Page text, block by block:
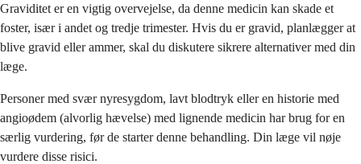
Graviditet er en vigtig overvejelse, da denne medicin kan skade et
foster, især i andet og tredje trimester. Hvis du er gravid, planlægger at
blive gravid eller ammer, skal du diskutere sikrere alternativer med din
læge.
Personer med svær nyresygdom, lavt blodtryk eller en historie med
angioødem (alvorlig hævelse) med lignende medicin har brug for en
særlig vurdering, før de starter denne behandling. Din læge vil nøje
vurdere disse risici.